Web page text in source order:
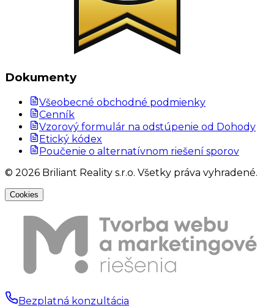
Dokumenty
Všeobecné obchodné podmienky
Cenník
Vzorový formulár na odstúpenie od Dohody
Etický kódex
Poučenie o alternatívnom riešení sporov
© 2026 Briliant Reality s.r.o. Všetky práva vyhradené.
Cookies
Bezplatná konzultácia